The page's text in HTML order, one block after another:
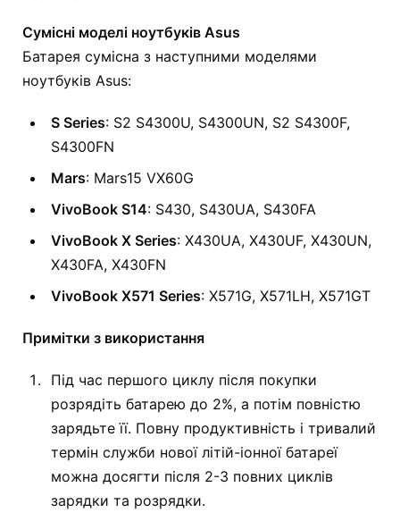
Сумісні моделі ноутбуків Asus
Батарея сумісна з наступними моделями
ноутбуків Asus:
S Series: S2 S4300U, S4300UN, S2 S4300F,
S4300FN
Mars: Mars15 VX60G
VivoBook S14: S430, S430UA, S430FA
VivoBook X Series: X430UA, X430UF, X430UN,
X430FA, X430FN
VivoBook X571 Series: X571G, X571LH, X571GT
Примітки з використання
Під час першого циклу після покупки
розрядіть батарею до 2%, а потім повністю
зарядьте її. Повну продуктивність і тривалий
термін служби нової літій-іонної батареї
можна досягти після 2-3 повних циклів
зарядки та розрядки.